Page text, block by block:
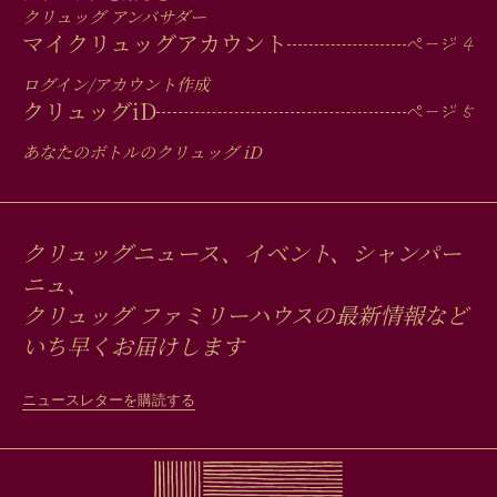
クリュッグ アンバサダー
マイクリュッグアカウント
ログイン/アカウント作成
クリュッグiD
あなたのボトルのクリュッグiD
クリュッグニュース、イベント、シャンパー
ニュ、
クリュッグ ファミリーハウスの最新情報など
いち早くお届けします
ニュースレターを購読する